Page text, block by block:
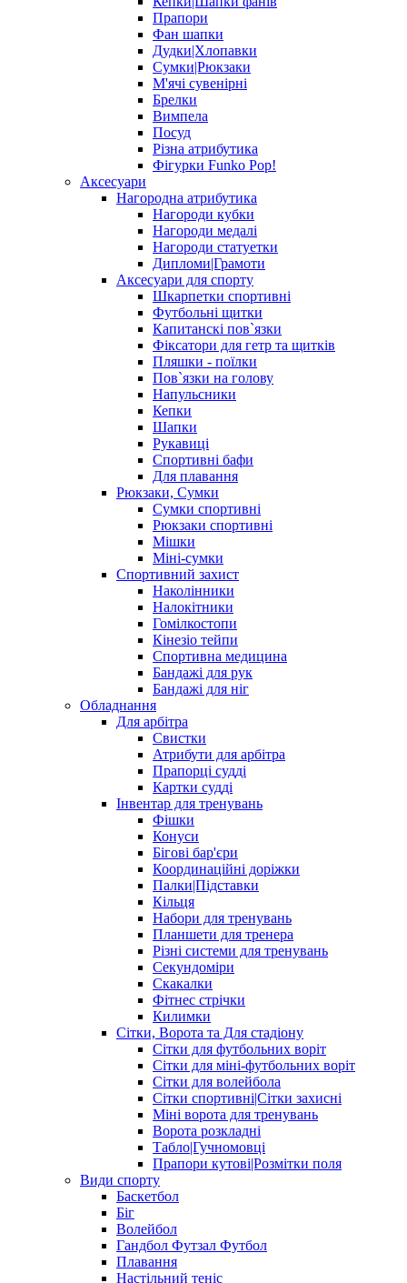
Прапори
Фан шапки
Дудки|Хлопавки
Сумки|Рюкзаки
М'ячі сувенірні
Брелки
Вимпела
Посуд
Різна атрибутика
Фігурки Funko Pop!
Аксесуари
Нагородна атрибутика
Нагороди кубки
Нагороди медалі
Нагороди статуетки
Дипломи|Грамоти
Аксесуари для спорту
Шкарпетки спортивні
Футбольні щитки
Капитанскі пов`язки
Фіксатори для гетр та щитків
Пляшки - поїлки
Пов`язки на голову
Напульсники
Кепки
Шапки
Рукавиці
Спортивні бафи
Для плавання
Рюкзаки, Сумки
Сумки спортивні
Рюкзаки спортивні
Мішки
Міні-сумки
Спортивний захист
Наколінники
Налокітники
Гомілкостопи
Кінезіо тейпи
Спортивна медицина
Бандажі для рук
Бандажі для ніг
Обладнання
Для арбітра
Свистки
Атрибути для арбітра
Прапорці судді
Картки судді
Інвентар для тренувань
Фішки
Конуси
Бігові бар'єри
Координаційні доріжки
Палки|Підставки
Кільця
Набори для тренувань
Планшети для тренера
Різні системи для тренувань
Секундоміри
Скакалки
Фітнес стрічки
Килимки
Сітки, Ворота та Для стадіону
Сітки для футбольних воріт
Сітки для міні-футбольних воріт
Сітки для волейбола
Сітки спортивні|Cітки захисні
Міні ворота для тренувань
Ворота розкладні
Табло|Гучномовці
Прапори кутові|Розмітки поля
Види спорту
Баскетбол
Біг
Волейбол
Гандбол Футзал Футбол
Плавання
Настільний теніс